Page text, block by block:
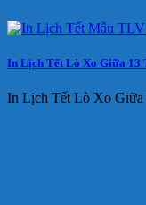
In Lịch Tết Lò Xo Giữa 13
In Lịch Tết Lò Xo Giữa